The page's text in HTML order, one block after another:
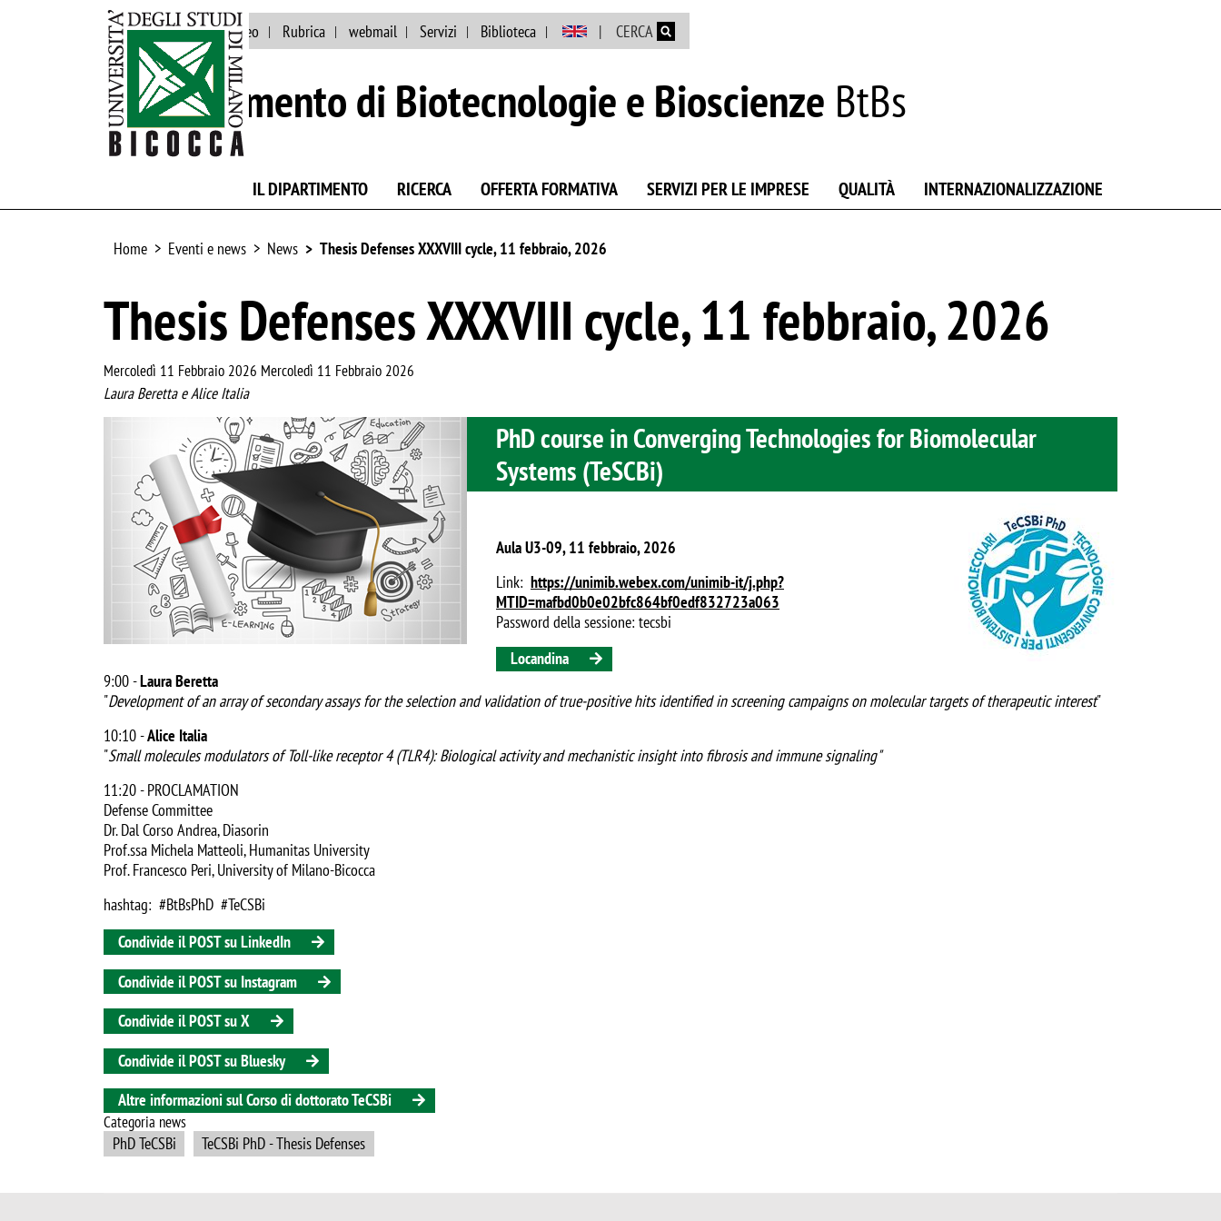
Salta al contenuto principale
Eventi e news Ateneo Rubrica webmail Servizi Biblioteca CERCA
Dipartimento di Biotecnologie e Bioscienze BtBs
IL DIPARTIMENTO RICERCA OFFERTA FORMATIVA SERVIZI PER LE IMPRESE QUALITÀ INTERNAZIONALIZZAZIONE
Home Eventi e news News Thesis Defenses XXXVIII cycle, 11 febbraio, 2026
Thesis Defenses XXXVIII cycle, 11 febbraio, 2026
Mercoledì 11 Febbraio 2026 Mercoledì 11 Febbraio 2026
Laura Beretta e Alice Italia
PhD course in Converging Technologies for Biomolecular
Systems (TeSCBi)
Aula U3-09, 11 febbraio, 2026
Link: https://unimib.webex.com/unimib-it/j.php?
MTID=mafbd0b0e02bfc864bf0edf832723a063
Password della sessione: tecsbi
Locandina
9:00 -Laura Beretta
"Development of an array of secondary assays for the selection and validation of true-positive hits identified in screening campaigns on molecular targets of therapeutic interest"
10:10 -Alice Italia
"Small molecules modulators of Toll-like receptor 4 (TLR4): Biological activity and mechanistic insight into fibrosis and immune signaling"
11:20 - PROCLAMATION
Defense Committee
Dr. Dal Corso Andrea, Diasorin
Prof.ssa Michela Matteoli, Humanitas University
Prof. Francesco Peri, University of Milano-Bicocca
hashtag: #BtBsPhD #TeCSBi
Condivide il POST su LinkedIn
Condivide il POST su Instagram
Condivide il POST su X
Condivide il POST su Bluesky
Altre informazioni sul Corso di dottorato TeCSBi
Categoria news
PhD TeCSBi TeCSBi PhD - Thesis Defenses